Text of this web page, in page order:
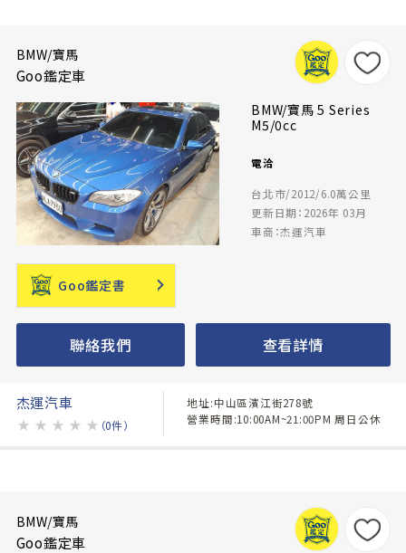
BMW/寶馬
Goo鑑定車
BMW/寶馬 5 Series
M5/0cc
電洽
台北市/2012/6.0萬公里
更新日期：2026年 03月
車商：杰運汽車
Goo鑑定書
聯絡我們 查看詳情
杰運汽車
★ ★ ★ ★ ★ （0件）
地址:中山區濱江街278號
營業時間:10:00AM~21:00PM 周日公休
BMW/寶馬
Goo鑑定車